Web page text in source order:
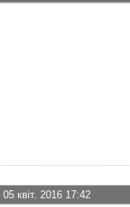
05 квіт. 2016 17:42